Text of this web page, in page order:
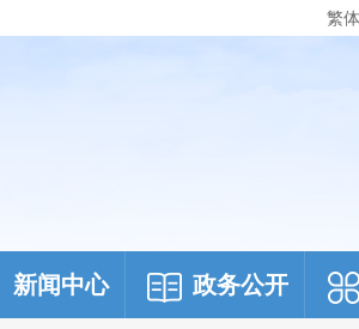
繁
新闻中心 政务公开